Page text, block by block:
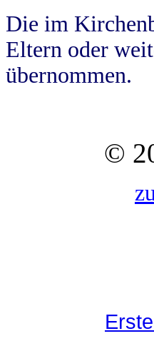
Die im
Eltern oder
übernommen.
©